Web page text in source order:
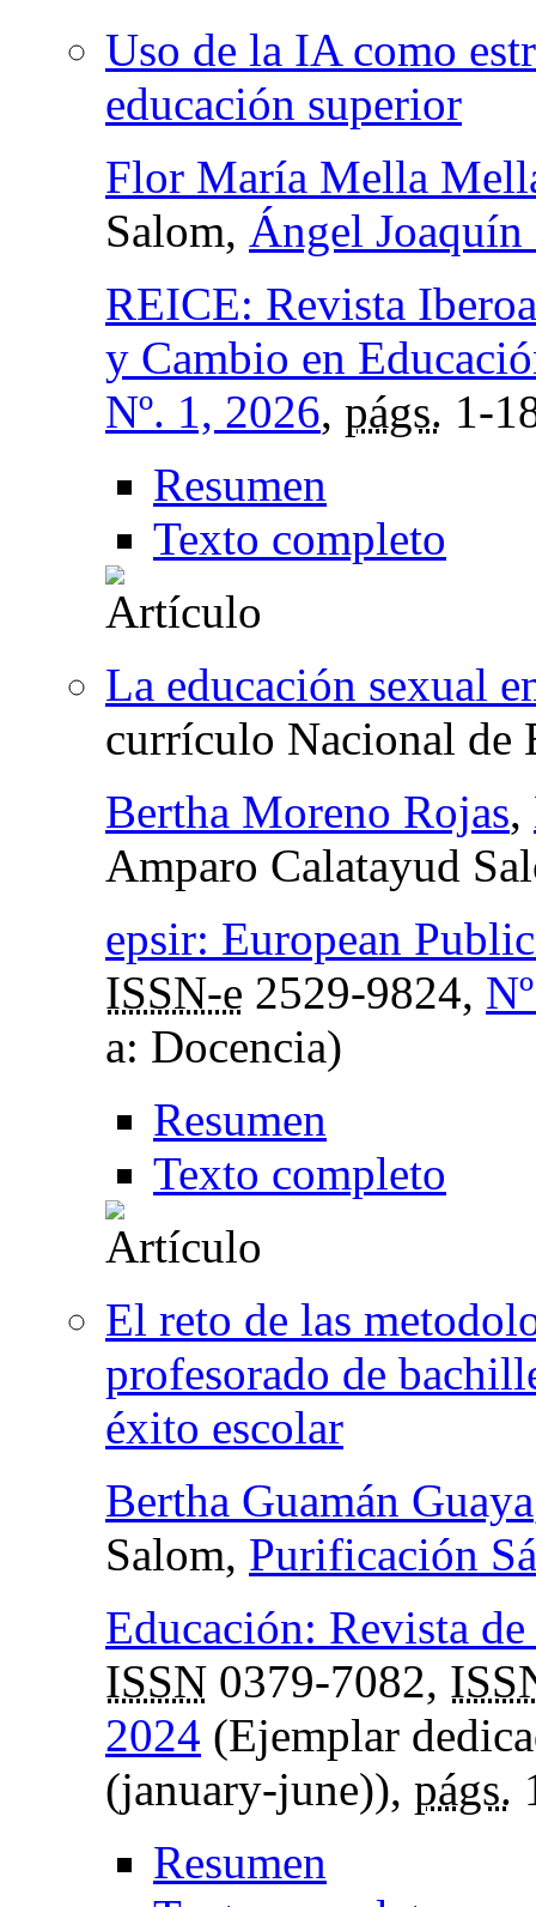
Uso de la IA como
educación superior
Flor María Mella
Salom, Ángel Joaquín
REICE: Revista
y Cambio en
Nº. 1, 2026, págs. 1-
Resumen
Texto completo
La educación sexual
currículo Nacional de
Bertha Moreno Rojas,
Amparo Calatayud
epsir: European
ISSN-e 2529-9824,
a: Docencia)
Resumen
Texto completo
El reto de las
profesorado de
éxito escolar
Bertha Guamán Guaya
Salom, Purificación
Educación: Revista
ISSN 0379-7082,
2024 (Ejemplar
(january-june)), págs.
Resumen